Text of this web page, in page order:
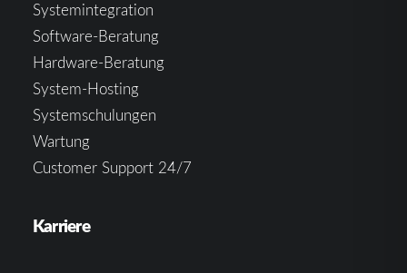
Systemintegration
Software-Beratung
Hardware-Beratung
System-Hosting
Systemschulungen
Wartung
Customer Support 24/7
Karriere